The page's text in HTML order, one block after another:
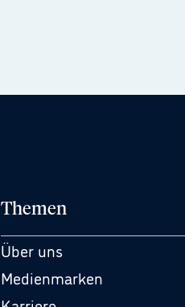
Themen
Über uns
Medienmarken